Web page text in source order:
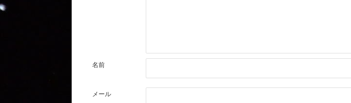
名前
メール